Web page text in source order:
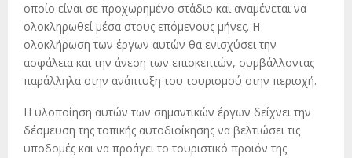
οποίο είναι σε προχωρημένο στάδιο και αναμένεται να
ολοκληρωθεί μέσα στους επόμενους μήνες. Η
ολοκλήρωση των έργων αυτών θα ενισχύσει την
ασφάλεια και την άνεση των επισκεπτών, συμβάλλοντας
παράλληλα στην ανάπτυξη του τουρισμού στην περιοχή.
Η υλοποίηση αυτών των σημαντικών έργων δείχνει την
δέσμευση της τοπικής αυτοδιοίκησης να βελτιώσει τις
υποδομές και να προάγει το τουριστικό προϊόν της